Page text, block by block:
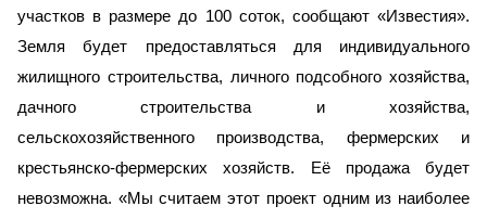
участков в размере до 100 соток, сообщают «Известия».
Земля будет предоставляться для индивидуального
жилищного строительства, личного подсобного хозяйства,
дачного строительства и хозяйства,
сельскохозяйственного производства, фермерских и
крестьянско-фермерских хозяйств. Её продажа будет
невозможна. «Мы считаем этот проект одним из наиболее